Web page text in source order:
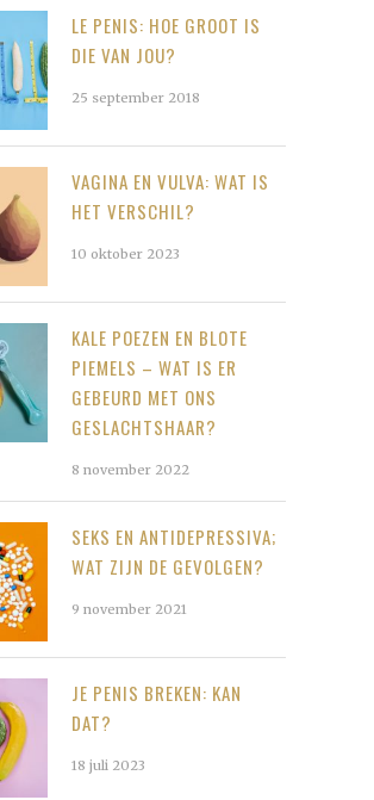
LE PENIS: HOE GROOT IS
DIE VAN JOU?
25 september 2018
VAGINA EN VULVA: WAT IS
HET VERSCHIL?
10 oktober 2023
KALE POEZEN EN BLOTE
PIEMELS – WAT IS ER
GEBEURD MET ONS
GESLACHTSHAAR?
8 november 2022
SEKS EN ANTIDEPRESSIVA;
WAT ZIJN DE GEVOLGEN?
9 november 2021
JE PENIS BREKEN: KAN
DAT?
18 juli 2023